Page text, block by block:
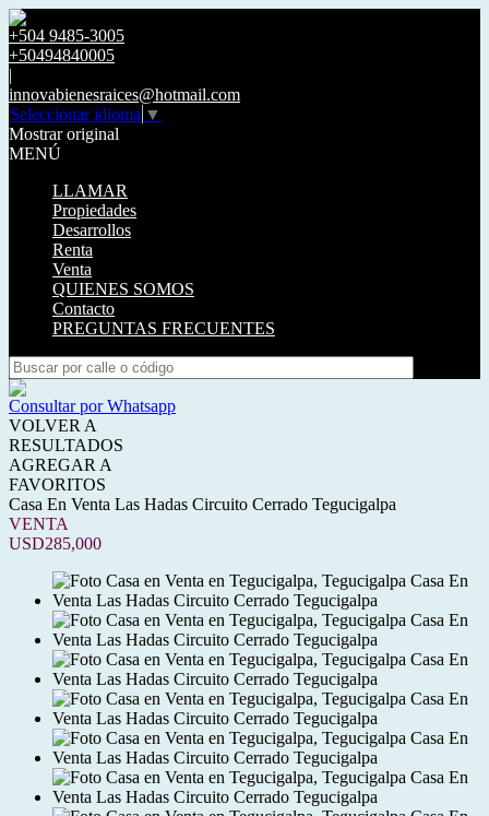
+504 9485-3005
+50494840005
|
innovabienesraices@hotmail.com
Seleccionar idioma ▼
Mostrar original
MENÚ
LLAMAR
Propiedades
Desarrollos
Renta
Venta
QUIENES SOMOS
Contacto
PREGUNTAS FRECUENTES
Consultar por Whatsapp
VOLVER A
RESULTADOS
AGREGAR A
FAVORITOS
Casa En Venta Las Hadas Circuito Cerrado Tegucigalpa
VENTA
USD285,000